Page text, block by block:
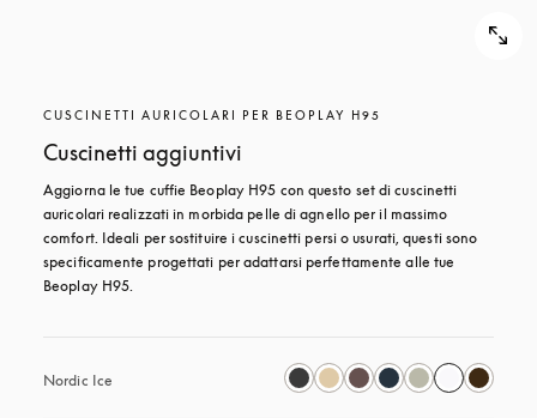
CUSCINETTI AURICOLARI PER BEOPLAY H95
Cuscinetti aggiuntivi
Aggiorna le tue cuffie Beoplay H95 con questo set di cuscinetti
auricolari realizzati in morbida pelle di agnello per il massimo
comfort. Ideali per sostituire i cuscinetti persi o usurati, questi sono
specificamente progettati per adattarsi perfettamente alle tue
Beoplay H95.
Nordic Ice